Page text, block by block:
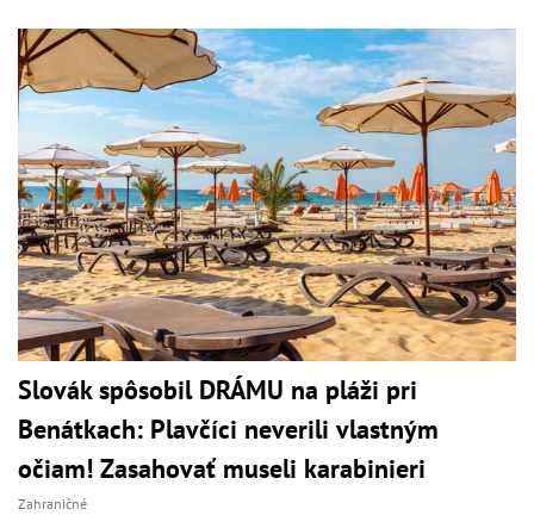
Slovák spôsobil DRÁMU na pláži pri
Benátkach: Plavčíci neverili vlastným
očiam! Zasahovať museli karabinieri
Zahraničné